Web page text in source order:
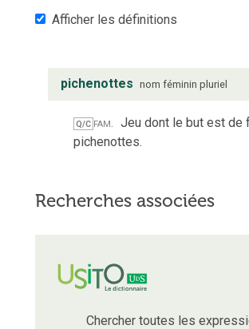
Afficher les définitions
pichenottes nom féminin pluriel
Q/C fam. Jeu dont le but est de
pichenottes.
Recherches associées
Chercher toutes les